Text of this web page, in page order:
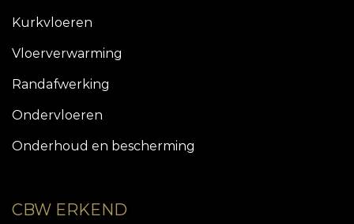
Kurkvloeren
Vloerverwarming
Randafwerking
Ondervloeren
Onderhoud en bescherming
CBW ERKEND